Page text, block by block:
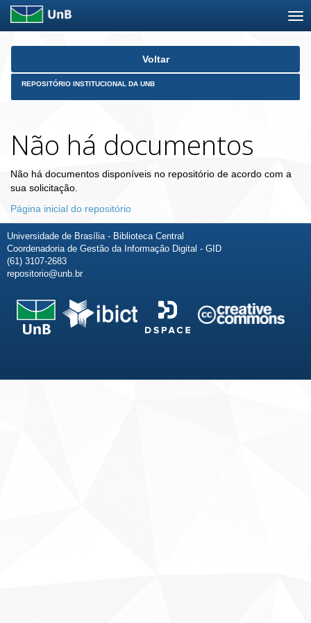
Skip
Voltar
REPOSITÓRIO INSTITUCIONAL DA UNB
Não há documentos
Não há documentos disponíveis no repositório de acordo com a
sua solicitação.
Página inicial do repositório
Universidade de Brasília - Biblioteca Central
Coordenadoria de Gestão da Informação Digital - GID
(61) 3107-2683
repositorio@unb.br